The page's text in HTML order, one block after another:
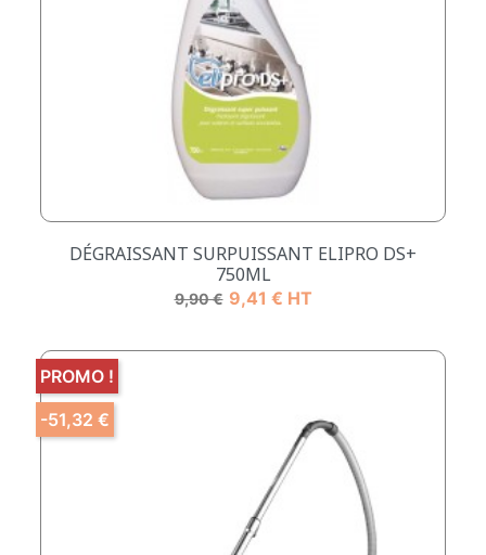
DÉGRAISSANT SURPUISSANT ELIPRO DS+
750ML
Prix de base
9,90 € Prix
9,41 € HT
PROMO !
-51,32 €